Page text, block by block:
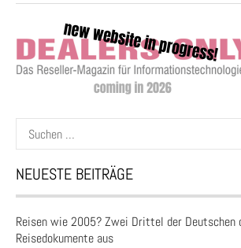
Suchen
nach:
NEUESTE BEITRÄGE
Reisen wie 2005? Zwei Drittel der Deutschen
Reisedokumente aus